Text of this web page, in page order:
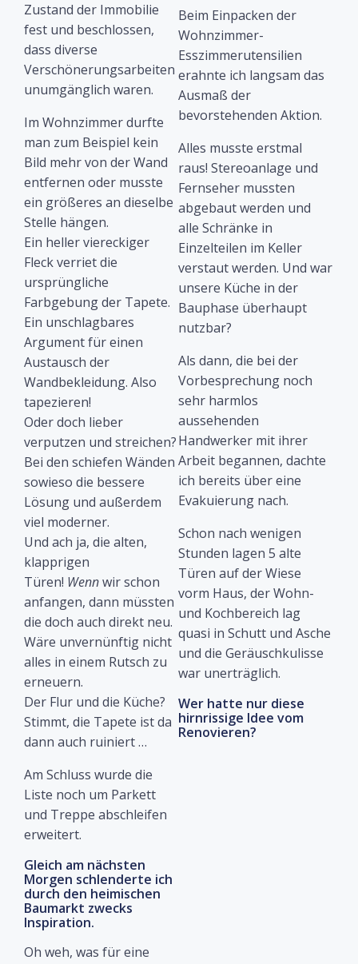
Zustand der Immobilie
fest und beschlossen,
dass diverse
Verschönerungsarbeiten
unumgänglich waren.
Im Wohnzimmer durfte
man zum Beispiel kein
Bild mehr von der Wand
entfernen oder musste
ein größeres an dieselbe
Stelle hängen.
Ein heller viereckiger
Fleck verriet die
ursprüngliche
Farbgebung der Tapete.
Ein unschlagbares
Argument für einen
Austausch der
Wandbekleidung. Also
tapezieren!
Oder doch lieber
verputzen und streichen?
Bei den schiefen Wänden
sowieso die bessere
Lösung und außerdem
viel moderner.
Und ach ja, die alten,
klapprigen
Türen! Wennwir schon
anfangen, dann müssten
die doch auch direkt neu.
Wäre unvernünftig nicht
alles in einem Rutsch zu
erneuern.
Der Flur und die Küche?
Stimmt, die Tapete ist da
dann auch ruiniert …
Am Schluss wurde die
Liste noch um Parkett
und Treppe abschleifen
erweitert.
Gleich am nächsten
Morgen schlenderte ich
durch den heimischen
Baumarkt zwecks
Inspiration.
Oh weh, was für eine
Beim Einpacken der
Wohnzimmer-
Esszimmerutensilien
erahnte ich langsam das
Ausmaß der
bevorstehenden Aktion.
Alles musste erstmal
raus! Stereoanlage und
Fernseher mussten
abgebaut werden und
alle Schränke in
Einzelteilen im Keller
verstaut werden. Und war
unsere Küche in der
Bauphase überhaupt
nutzbar?
Als dann, die bei der
Vorbesprechung noch
sehr harmlos
aussehenden
Handwerker mit ihrer
Arbeit begannen, dachte
ich bereits über eine
Evakuierung nach.
Schon nach wenigen
Stunden lagen 5 alte
Türen auf der Wiese
vorm Haus, der Wohn-
und Kochbereich lag
quasi in Schutt und Asche
und die Geräuschkulisse
war unerträglich.
Wer hatte nur diese
hirnrissige Idee vom
Renovieren?